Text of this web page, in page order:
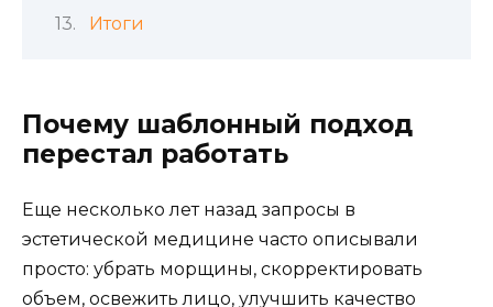
Итоги
Почему шаблонный подход
перестал работать
Еще несколько лет назад запросы в
эстетической медицине часто описывали
просто: убрать морщины, скорректировать
объем, освежить лицо, улучшить качество